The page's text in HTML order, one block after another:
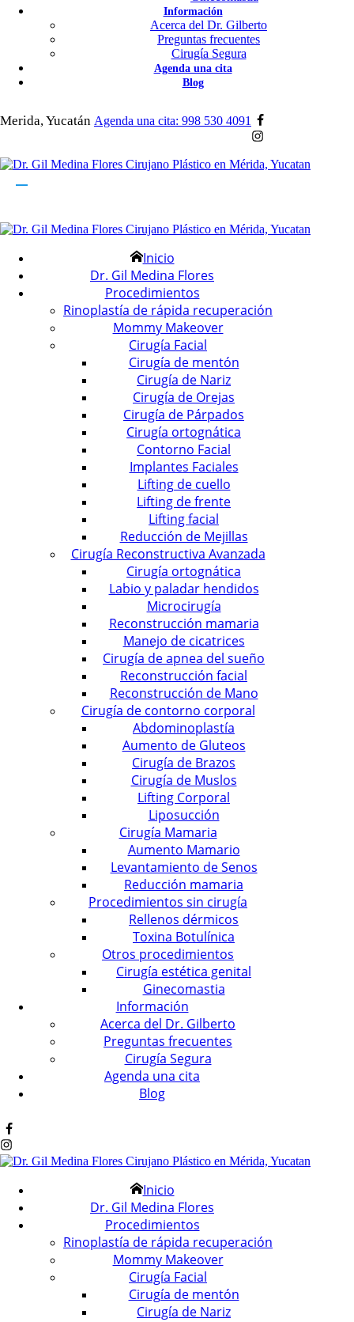
Información
Acerca del Dr. Gilberto
Preguntas frecuentes
Cirugía Segura
Agenda una cita
Blog
Merida, Yucatán Agenda una cita: 998 530 4091
Inicio
Dr. Gil Medina Flores
Procedimientos
Rinoplastía de rápida recuperación
Mommy Makeover
Cirugía Facial
Cirugía de mentón
Cirugía de Nariz
Cirugía de Orejas
Cirugía de Párpados
Cirugía ortognática
Contorno Facial
Implantes Faciales
Lifting de cuello
Lifting de frente
Lifting facial
Reducción de Mejillas
Cirugía Reconstructiva Avanzada
Cirugía ortognática
Labio y paladar hendidos
Microcirugía
Reconstrucción mamaria
Manejo de cicatrices
Cirugía de apnea del sueño
Reconstrucción facial
Reconstrucción de Mano
Cirugía de contorno corporal
Abdominoplastía
Aumento de Gluteos
Cirugía de Brazos
Cirugía de Muslos
Lifting Corporal
Liposucción
Cirugía Mamaria
Aumento Mamario
Levantamiento de Senos
Reducción mamaria
Procedimientos sin cirugía
Rellenos dérmicos
Toxina Botulínica
Otros procedimientos
Cirugía estética genital
Ginecomastia
Información
Acerca del Dr. Gilberto
Preguntas frecuentes
Cirugía Segura
Agenda una cita
Blog
Inicio
Dr. Gil Medina Flores
Procedimientos
Rinoplastía de rápida recuperación
Mommy Makeover
Cirugía Facial
Cirugía de mentón
Cirugía de Nariz